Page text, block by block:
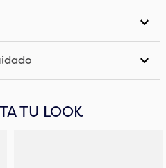
TU LOOK